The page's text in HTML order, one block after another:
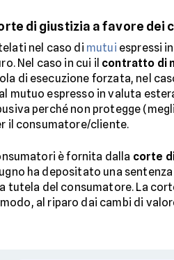
di giustizia a favore dei
nel caso di mutui espressi
Nel caso in cui il contratto di
di esecuzione forzata, nel
mutuo espresso in valuta
perché non protegge
il consumatore/cliente.
è fornita dalla corte
ha depositato una
tutela del consumatore. La
al riparo dai cambi di